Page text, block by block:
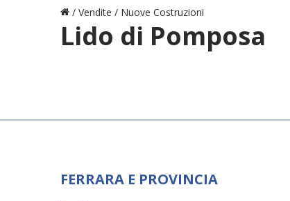
/ Vendite / Nuove Costruzioni
Lido di Pomposa
FERRARA E PROVINCIA